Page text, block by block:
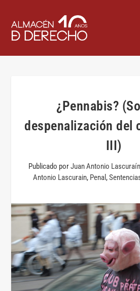
¿Pennabis?
despenalización del
III)
Publicado porJuan Antonio Lascuraín
Antonio Lascurain, Penal ,